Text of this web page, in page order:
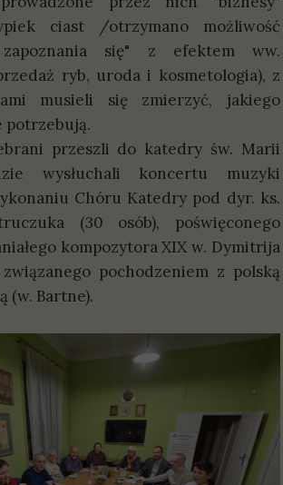
ciast /otrzymano możliwość
zapoznania się" z efektem ww.
ryb, uroda i kosmetologia), z
musieli się zmierzyć, jakiego
potrzebują.
przeszli do katedry św. Marii
wysłuchali koncertu muzyki
Chóru Katedry pod dyr. ks.
(30 osób), poświęconego
kompozytora XIX w. Dymitrija
pochodzeniem z polską
(w. Bartne).